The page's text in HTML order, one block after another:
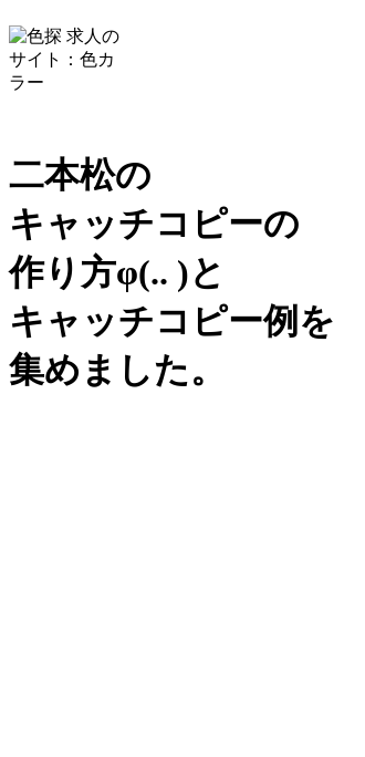
二本松の
キャッチコピーの
作り方φ(.. )と
キャッチコピー例を
集めました。